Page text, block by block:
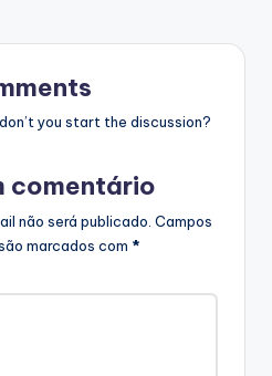
you start the discussion?
comentário
não será publicado. Campos
marcados com *